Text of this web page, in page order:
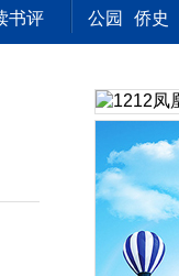
书评
公园
侨史